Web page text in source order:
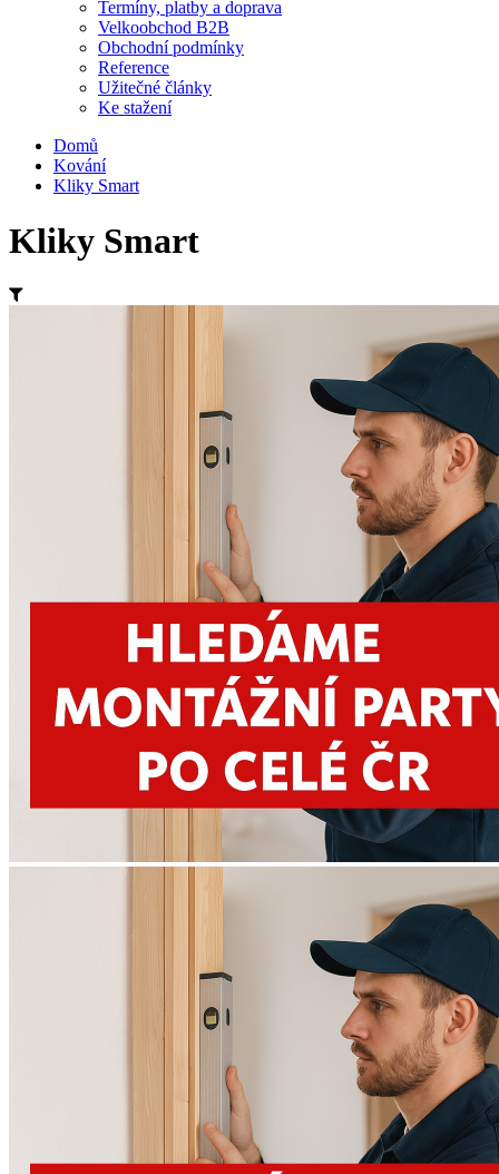
Termíny, platby a doprava
Velkoobchod B2B
Obchodní podmínky
Reference
Užitečné články
Ke stažení
Domů
Kování
Kliky Smart
Kliky Smart